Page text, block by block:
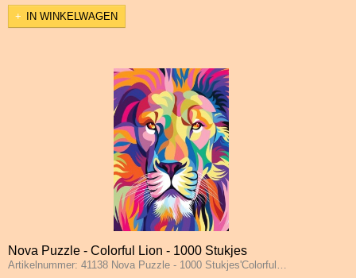
IN WINKELWAGEN
Nova Puzzle - Colorful Lion - 1000 Stukjes
Artikelnummer: 41138 Nova Puzzle - 1000 Stukjes'Colorful…